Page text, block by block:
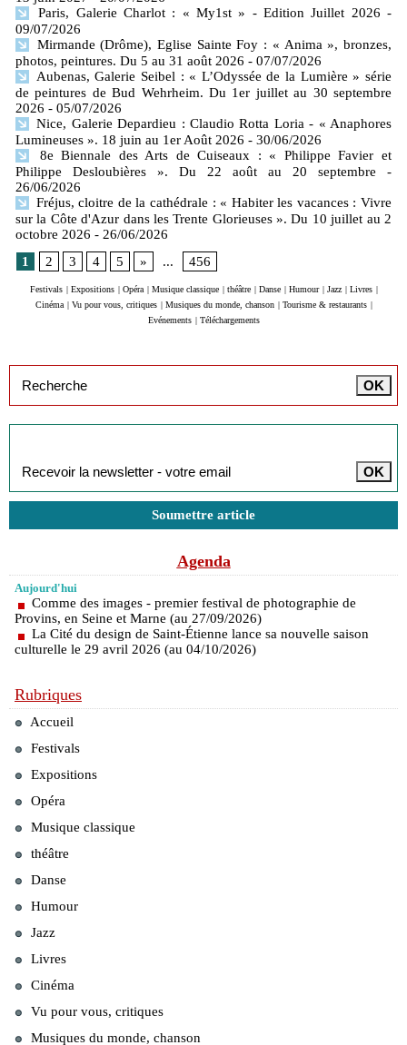
Paris, Galerie Charlot : « My1st » - Edition Juillet 2026 -
09/07/2026
Mirmande (Drôme), Eglise Sainte Foy : « Anima », bronzes,
photos, peintures. Du 5 au 31 août 2026 - 07/07/2026
Aubenas, Galerie Seibel : « L’Odyssée de la Lumière » série
de peintures de Bud Wehrheim. Du 1er juillet au 30 septembre
2026 - 05/07/2026
Nice, Galerie Depardieu : Claudio Rotta Loria - « Anaphores
Lumineuses ». 18 juin au 1er Août 2026 - 30/06/2026
8e Biennale des Arts de Cuiseaux : « Philippe Favier et
Philippe Desloubières ». Du 22 août au 20 septembre
-
26/06/2026
Fréjus, cloitre de la cathédrale : « Habiter les vacances : Vivre
sur la Côte d'Azur dans les Trente Glorieuses ». Du 10 juillet au 2
octobre 2026 - 26/06/2026
1
2 3 4 5 » ... 456
Festivals | Expositions | Opéra | Musique classique | théâtre | Danse | Humour | Jazz | Livres |
Cinéma | Vu pour vous, critiques | Musiques du monde, chanson | Tourisme & restaurants |
Evénements | Téléchargements
Soumettre article
Agenda
Aujourd'hui
Comme des images - premier festival de photographie de
Provins, en Seine et Marne (au 27/09/2026)
La Cité du design de Saint-Étienne lance sa nouvelle saison
culturelle le 29 avril 2026 (au 04/10/2026)
Rubriques
Accueil
Festivals
Expositions
Opéra
Musique classique
théâtre
Danse
Humour
Jazz
Livres
Cinéma
Vu pour vous, critiques
Musiques du monde, chanson